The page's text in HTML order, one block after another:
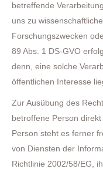
betreffende
uns zu
Forschungszwecken
89 Abs. 1 DS-GVO
denn, eine solche
öffentlichen Interesse
Zur Ausübung des
betroffene Person
Person steht es ferner
von Diensten der
Richtlinie 2002/58/EG,